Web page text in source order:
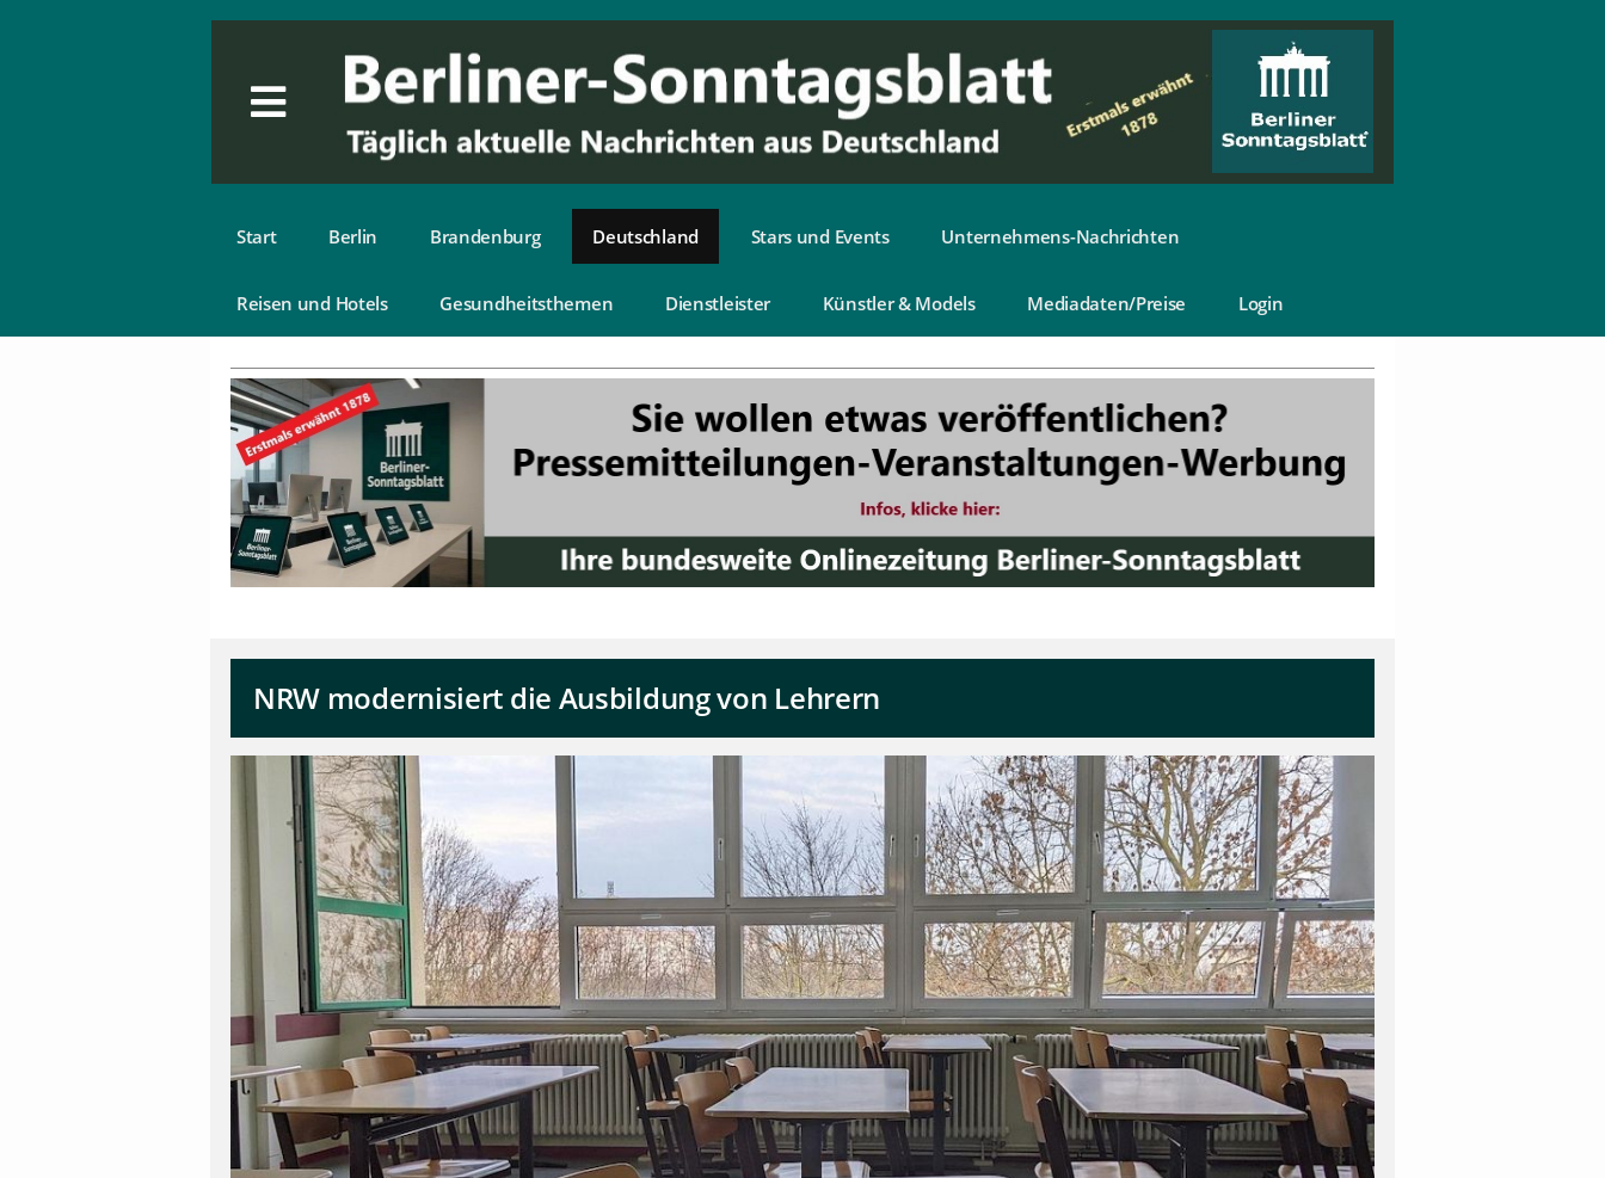
Start Berlin Brandenburg Deutschland Stars und Events Unternehmens-Nachrichten
Reisen und Hotels Gesundheitsthemen Dienstleister Künstler & Models Mediadaten/Preise Login
NRW modernisiert die Ausbildung von Lehrern